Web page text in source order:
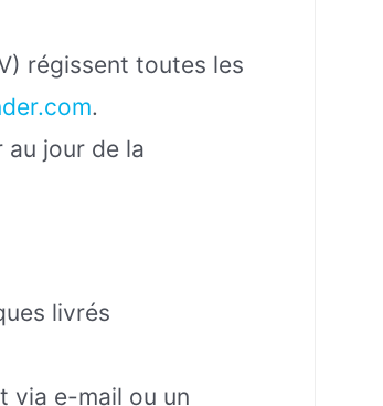
régissent toutes les
.
au jour de la
livrés
via e-mail ou un